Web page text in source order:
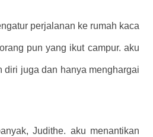
perjalanan ke rumah kaca
pun yang ikut campur. aku
diri juga dan hanya menghargai
Judithe. aku menantikan